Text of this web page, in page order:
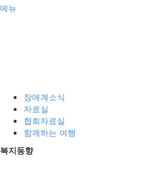
메뉴
장애계소식
자료실
협회자료실
함께하는 여행
복지동향